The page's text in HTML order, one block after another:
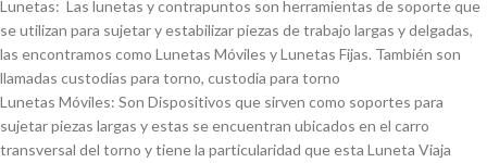
Lunetas: Las lunetas y contrapuntos son herramientas de soporte que
se utilizan para sujetar y estabilizar piezas de trabajo largas y delgadas,
las encontramos como Lunetas Móviles y Lunetas Fijas. También son
llamadas custodias para torno, custodia para torno
Lunetas Móviles: Son Dispositivos que sirven como soportes para
sujetar piezas largas y estas se encuentran ubicados en el carro
transversal del torno y tiene la particularidad que esta Luneta Viaja